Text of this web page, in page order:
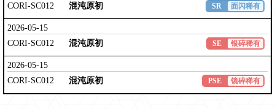
CORI-SC012
混沌原初 SR 面闪稀有
2026-05-15
CORI-SC012
混沌原初 SE 银碎稀有
2026-05-15
CORI-SC012
混沌原初 PSE 镜碎稀有